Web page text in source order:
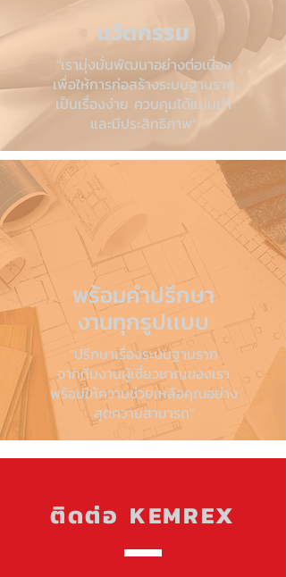
นวัตกรรม
"เรามุ่งมั่นพัฒนาอย่างต่อเนื่อง
เพื่อให้การก่อสร้างระบบฐานราก
เป็นเรื่องง่าย ควบคุมได้แม่นยำ
และมีประสิทธิภาพ"
พร้อมคำปรึกษา
งานทุกรูปเเบบ
"ปรึกษาเรื่องระบบฐานราก
จากทีมงานผู้เชี่ยวชาญของเรา
พร้อมให้ความช่วยเหลือคุณอย่าง
สุดความสามารถ"
ติดต่อ KEMREX